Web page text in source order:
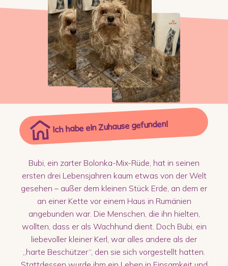
Ich habe ein Zuhause gefunden!
Bubi, ein zarter Bolonka-Mix-Rüde, hat in seinen
ersten drei Lebensjahren kaum etwas von der Welt
gesehen – außer dem kleinen Stück Erde, an dem er
an einer Kette vor einem Haus in Rumänien
angebunden war. Die Menschen, die ihn hielten,
wollten, dass er als Wachhund dient. Doch Bubi, ein
liebevoller kleiner Kerl, war alles andere als der
„harte Beschützer“, den sie sich vorgestellt hatten.